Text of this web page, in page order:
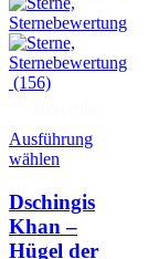
(156)
Ausführung
wählen
Dschingis
Khan –
Hügel der